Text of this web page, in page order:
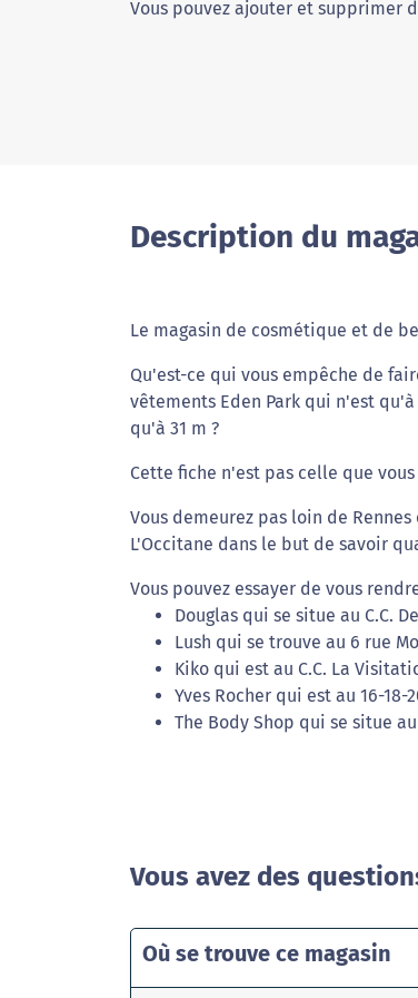
Vous pouvez ajouter et supprimer
Description du
Le magasin de cosmétique et de
Qu'est-ce qui vous empêche de
vêtements Eden Park qui n'est
qu'à 31 m ?
Cette fiche n'est pas celle que
Vous demeurez pas loin de
L'Occitane dans le but de savoir
Vous pouvez essayer de vous
Douglas qui se situe au C.C.
Lush qui se trouve au 6 rue
Kiko qui est au C.C. La
Yves Rocher qui est au 16-18-
The Body Shop qui se situe
Vous avez des
Où se trouve ce magasin